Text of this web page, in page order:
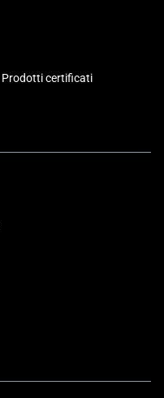
Prodotti certificati